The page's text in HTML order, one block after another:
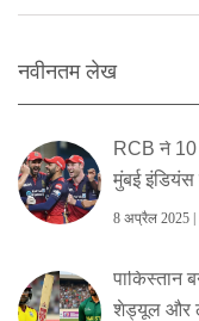
नवीनतम लेख
RCB ने 10
मुंबई
8 अप्रैल 2025 |
पाकिस्तान
शेड्यूल और